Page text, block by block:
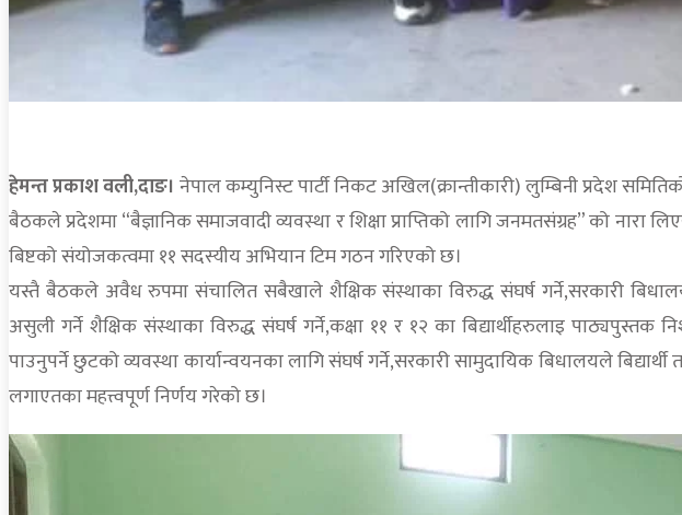
हेमन्त प्रकाश वली,दाङ। नेपाल कम्युनिस्ट पार्टी निकट अखिल(क्रान्तीकारी) लुम्बिनी प्रदेश
बैठकले प्रदेशमा “बैज्ञानिक समाजवादी व्यवस्था र शिक्षा प्राप्तिको लागि जनमतसंग्रह” को
बिष्टको संयोजकत्वमा ११ सदस्यीय अभियान टिम गठन गरिएको छ।
यस्तै बैठकले अवैध रुपमा संचालित सबैखाले शैक्षिक संस्थाका विरुद्ध संघर्ष गर्ने,सरकारी
असुली गर्ने शैक्षिक संस्थाका विरुद्ध संघर्ष गर्ने,कक्षा ११ र १२ का बिद्यार्थीहरुलाइ पाठ्यपुस्तक
पाउनुपर्ने छुटको व्यवस्था कार्यान्वयनका लागि संघर्ष गर्ने,सरकारी सामुदायिक बिधालयले
लगाएतका महत्त्वपूर्ण निर्णय गरेको छ।